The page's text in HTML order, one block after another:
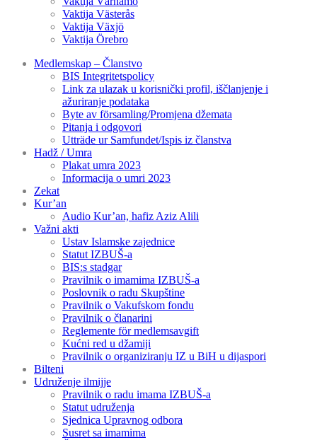
Vaktija Västerås
Vaktija Växjö
Vaktija Örebro
Medlemskap – Članstvo
BIS Integritetspolicy
Link za ulazak u korisnički profil, iščlanjenje i
ažuriranje podataka
Byte av församling/Promjena džemata
Pitanja i odgovori
Utträde ur Samfundet/Ispis iz članstva
Hadž / Umra
Plakat umra 2023
Informacija o umri 2023
Zekat
Kur’an
Audio Kur’an, hafiz Aziz Alili
Važni akti
Ustav Islamske zajednice
Statut IZBUŠ-a
BIS:s stadgar
Pravilnik o imamima IZBUŠ-a
Poslovnik o radu Skupštine
Pravilnik o Vakufskom fondu
Pravilnik o članarini
Reglemente för medlemsavgift
Kućni red u džamiji
Pravilnik o organiziranju IZ u BiH u dijaspori
Bilteni
Udruženje ilmijje
Pravilnik o radu imama IZBUŠ-a
Statut udruženja
Sjednica Upravnog odbora
Susret sa imamima